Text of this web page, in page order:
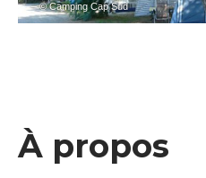
– © Camping Cap Sud
À propos